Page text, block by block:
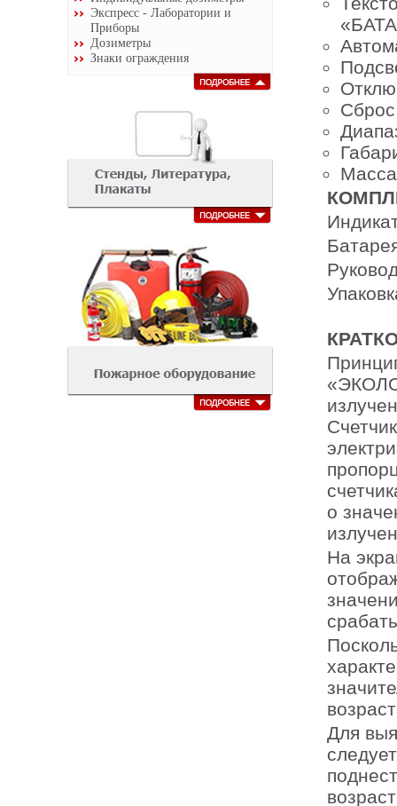
Экспресс - Лаборатории и
Приборы
Дозиметры
Знаки ограждения
о
На
Для